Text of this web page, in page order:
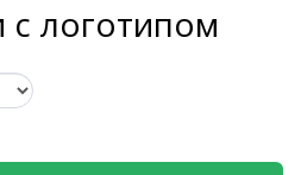
логотипом